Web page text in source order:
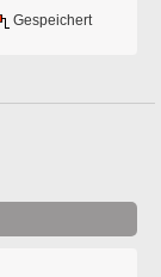
Gespeichert